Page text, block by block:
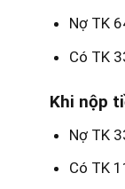
Nợ TK
Có TK
Khi nộp
Nợ TK
Có TK